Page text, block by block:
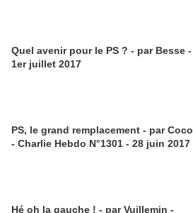
Quel avenir pour le PS ? - par Besse -
1er juillet 2017
PS, le grand remplacement - par Coco
- Charlie Hebdo N°1301 - 28 juin 2017
Hé oh la gauche ! - par Vuillemin -